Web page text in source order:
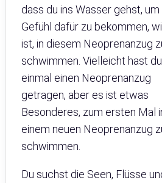
dass du ins Wasser gehst, um
Gefühl dafür zu bekommen,
ist, in diesem Neoprenanzug
schwimmen. Vielleicht hast
einmal einen Neoprenanzug
getragen, aber es ist etwas
Besonderes, zum ersten Mal
einem neuen Neoprenanzug
schwimmen.
Du suchst die Seen, Flüsse